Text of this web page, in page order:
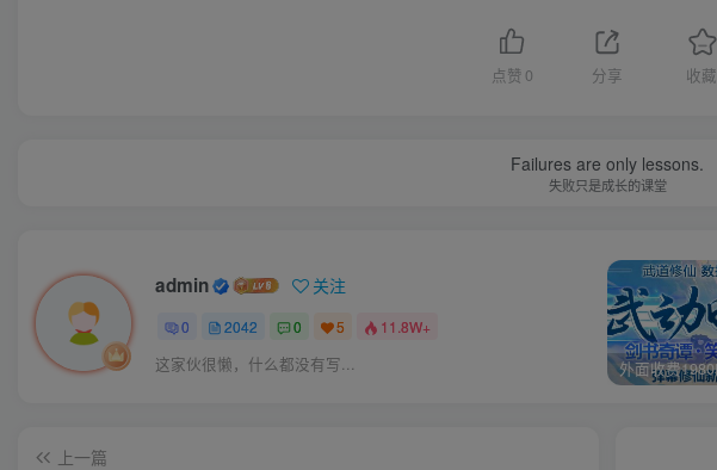
点赞 0 分享 收藏
Failures are only lessons.
失败只是成长的课堂
admin 关注
0 2042 0 5 11.8W+
这家伙很懒，什么都没有写...
上一篇